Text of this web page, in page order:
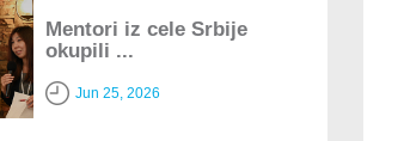
Mentori iz cele Srbije
okupili ...
Jun 25, 2026